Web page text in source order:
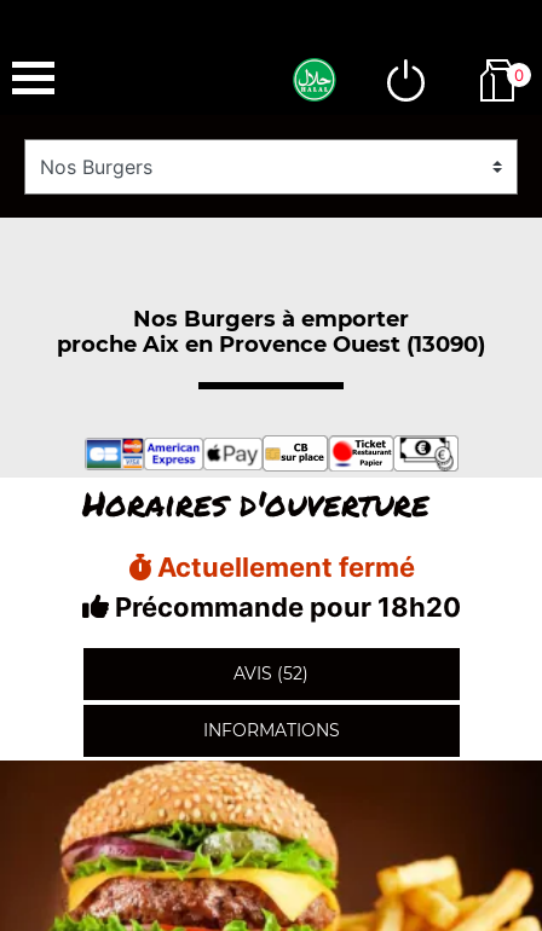
0
Nos Burgers à emporter
proche Aix en Provence Ouest (13090)
Horaires d'ouverture
Actuellement fermé
Précommande pour 18h20
AVIS (52)
INFORMATIONS